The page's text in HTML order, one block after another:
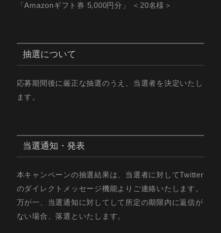
「Amazonギフト券 5,000円分」 ＜20名様＞
抽選について
応募期間後に厳正な抽選のうえ、当選者を決定いたし
ます。
当選通知・発表
本キャンペーンの抽選結果は、当選者に対してTwitter
のダイレクトメッセージ機能よりご連絡いたします。
万が一、当選通知に対してして所定の期限内に返信が
ない場合、落選といたします。